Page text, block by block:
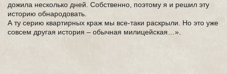
дожила несколько дней. Собственно, поэтому я и решил эту
историю обнародовать.
А ту серию квартирных краж мы все-таки раскрыли. Но это уже
совсем другая история – обычная милицейская…».